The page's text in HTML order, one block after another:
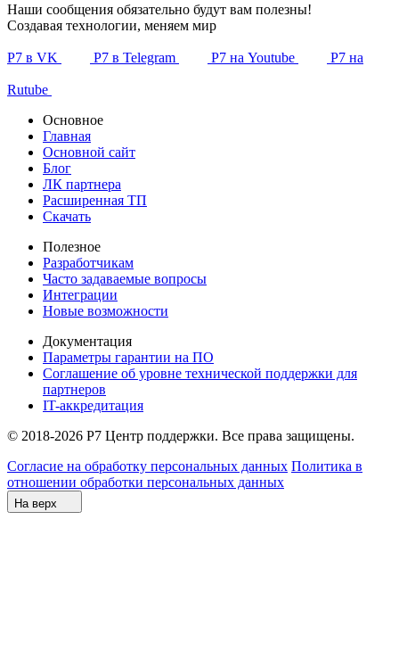
Наши сообщения обязательно будут вам полезны!
Создавая технологии, меняем мир
Р7 в VK Р7 в Telegram Р7 на Youtube Р7 на
Rutube
Основное
Главная
Основной сайт
Блог
ЛК партнера
Расширенная ТП
Скачать
Полезное
Разработчикам
Часто задаваемые вопросы
Интеграции
Новые возможности
Документация
Параметры гарантии на ПО
Соглашение об уровне технической поддержки для
партнеров
IT-аккредитация
© 2018-2026 Р7 Центр поддержки. Все права защищены.
Согласие на обработку персональных данных Политика в
отношении обработки персональных данных
На верх